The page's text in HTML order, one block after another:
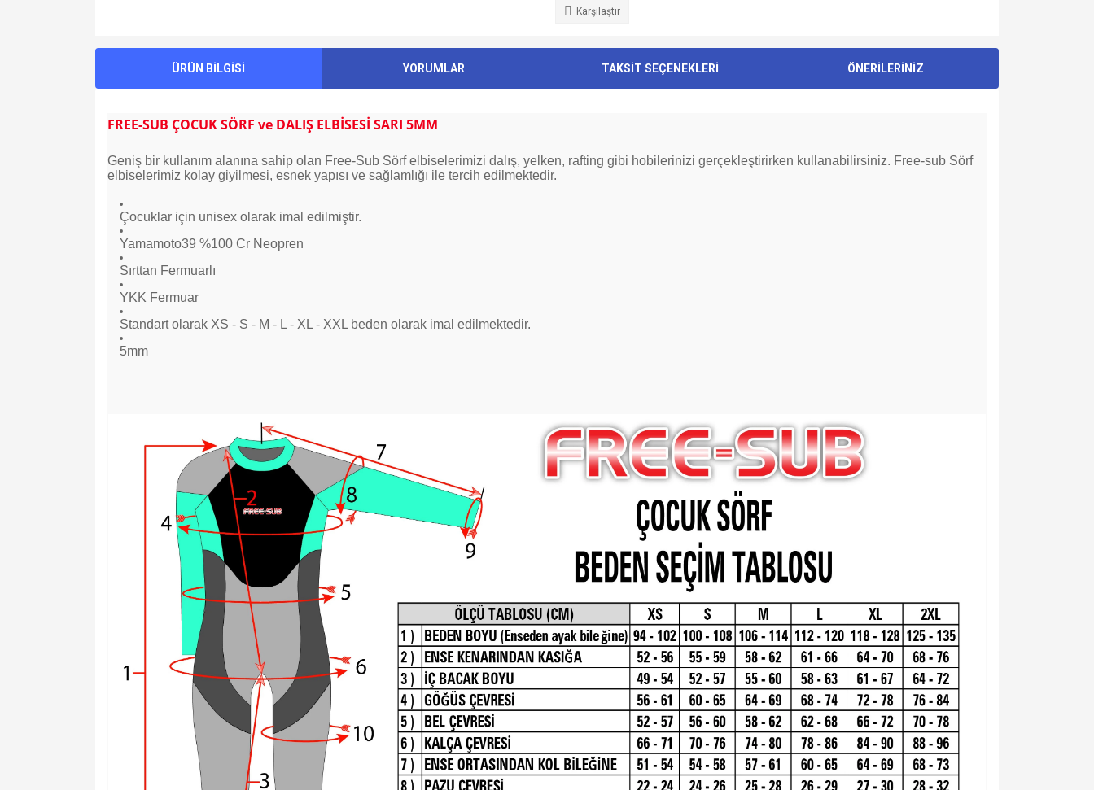
Karşılaştır
ÜRÜN BİLGİSİ YORUMLAR TAKSİT SEÇENEKLERİ ÖNERİLERİNİZ
FREE-SUB ÇOCUK SÖRF ve DALIŞ ELBİSESİ SARI 5MM
Geniş bir kullanım alanına sahip olan Free-Sub Sörf elbiselerimizi dalış, yelken, rafting gibi hobilerinizi gerçekleştirirken kullanabilirsiniz. Free-sub Sörf
elbiselerimiz kolay giyilmesi, esnek yapısı ve sağlamlığı ile tercih edilmektedir.
Çocuklar için unisex olarak imal edilmiştir.
Yamamoto39 %100 Cr Neopren
Sırttan Fermuarlı
YKK Fermuar
Standart olarak XS - S - M - L - XL - XXL beden olarak imal edilmektedir.
5mm